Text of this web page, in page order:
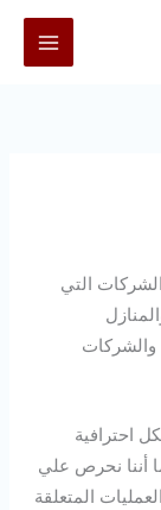
التي
والشركات
احترافية
أننا نحرص علي
المتعلقة